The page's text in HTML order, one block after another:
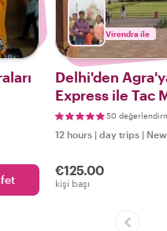
Virendra ile
Delhi'den
Express ile Tac
50
12 hours | day trips |
€125.00
kişi başı